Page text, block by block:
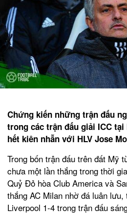
Chứng kiến những trận đấu
trong các trận đấu giải ICC
hết kiên nhẫn với HLV Jose
Trong bốn trận đấu trên đất Mỹ
chưa một lần thắng trong thời
Quỷ Đỏ hòa Club America và
thắng AC Milan nhờ đá luân
Liverpool 1-4 trong trận đấu